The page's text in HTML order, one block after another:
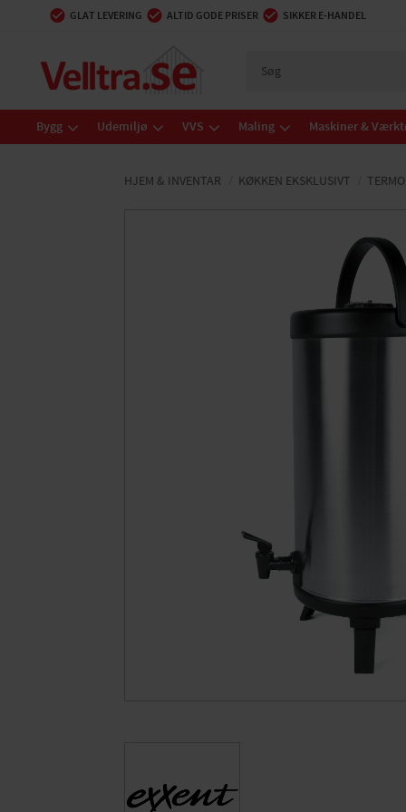
GLAT LEVERING ALTID GODE PRISER SIKKER E-HANDEL
Bygg Udemiljø VVS Maling Maskiner &
HJEM & INVENTAR KØKKEN EKSKLUSIVT